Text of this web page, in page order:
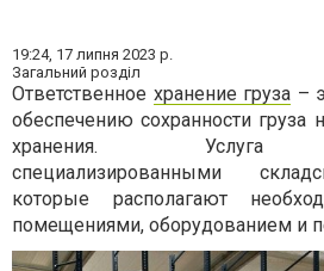
19:24, 17 липня 2023 р.
Загальний розділ
Ответственное хранение груза –
обеспечению сохранности груза
хранения. Услуга
специализированными
которые располагают
помещениями, оборудованием и